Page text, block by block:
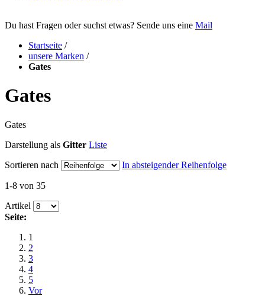
Du hast Fragen oder suchst etwas? Sende uns eine Mail
Startseite /
unsere Marken /
Gates
Gates
Gates
Darstellung als Gitter Liste
Sortieren nach
In absteigender Reihenfolge
1-8 von 35
Artikel
Seite:
1
2
3
4
5
Vor